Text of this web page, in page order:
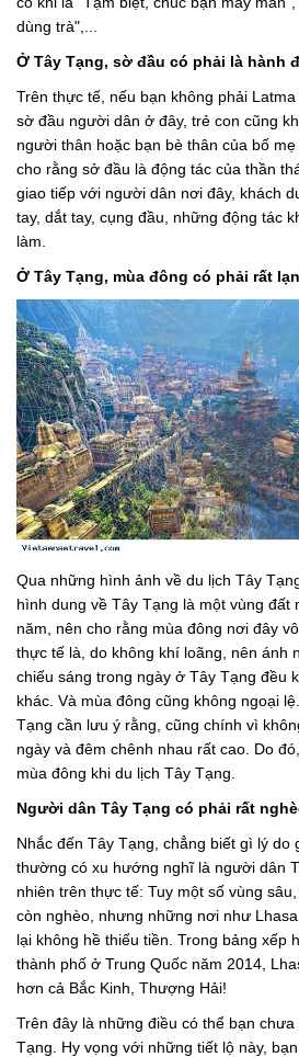
dùng trà",...
Ở Tây Tạng, sờ đầu có phải là hành
Trên thực tế, nếu bạn không phải
sờ đầu người dân ở đây, trẻ con cũng
người thân hoặc bạn bè thân của bố
cho rằng sở đầu là động tác của thần
giao tiếp với người dân nơi đây, khách
tay, dắt tay, cụng đầu, những động tác
làm.
Ở Tây Tạng, mùa đông có phải rất
Qua những hình ảnh về du lịch Tây
hình dung về Tây Tạng là một vùng đất
năm, nên cho rằng mùa đông nơi đây
thực tế là, do không khí loãng, nên ánh
chiếu sáng trong ngày ở Tây Tạng đều
khác. Và mùa đông cũng không ngoại
Tạng cần lưu ý rằng, cũng chính vì
ngày và đêm chênh nhau rất cao. Do
mùa đông khi du lịch Tây Tạng.
Người dân Tây Tạng có phải rất
Nhắc đến Tây Tạng, chẳng biết gì lý
thường có xu hướng nghĩ là người dân
nhiên trên thực tế: Tuy một số vùng
còn nghèo, nhưng những nơi như
lại không hề thiếu tiền. Trong bảng xếp
thành phố ở Trung Quốc năm 2014,
hơn cả Bắc Kinh, Thượng Hải!
Trên đây là những điều có thể bạn
Tạng. Hy vọng với những tiết lộ này,